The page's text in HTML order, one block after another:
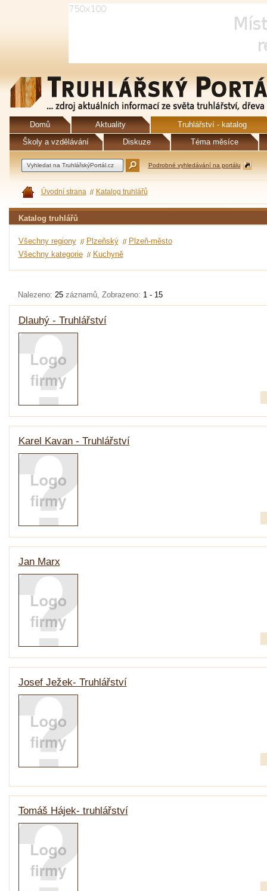
Domů Aktuality
Truhlářství - katalog
Školy a vzdělávání
Diskuze Téma měsíce
Podrobné vyhledávání na portálu
Úvodní strana Katalog truhlářů
Katalog truhlářů
Všechny regiony Plzeňský
Plzeň-město
Všechny kategorie
Kuchyně
Nalezeno: 25 záznamů, Zobrazeno: 1 - 15
Dlauhý - Truhlářství
Karel Kavan - Truhlářství
Jan Marx
Josef Ježek- Truhlářství
Tomáš Hájek- truhlářství